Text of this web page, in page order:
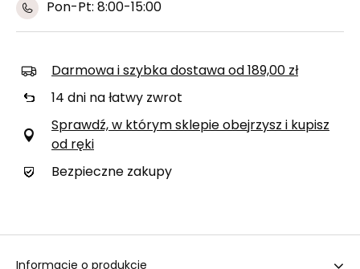
Pon-Pt: 8:00-15:00
Darmowa i szybka dostawa od 189,00 zł
14 dni na łatwy zwrot
Sprawdź, w którym sklepie obejrzysz i kupisz
od ręki
Bezpieczne zakupy
Informacje o produkcje